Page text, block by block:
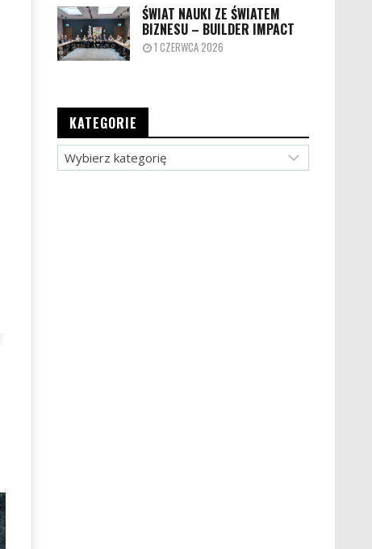
ŚWIAT NAUKI ZE ŚWIATEM
BIZNESU – BUILDER IMPACT
1 CZERWCA 2026
KATEGORIE